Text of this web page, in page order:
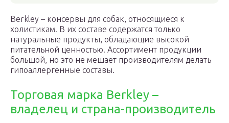
Berkley – консервы для собак, относящиеся к
холистикам. В их составе содержатся только
натуральные продукты, обладающие высокой
питательной ценностью. Ассортимент продукции
большой, но это не мешает производителям делать
гипоаллергенные составы.
Торговая марка Berkley –
владелец и страна-производитель